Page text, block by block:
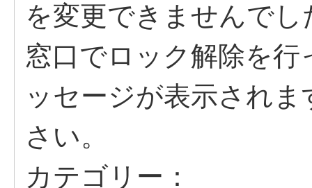
を変更できませんで
窓口でロック解除を
ッセージが表示され
さい。
カテゴリー：